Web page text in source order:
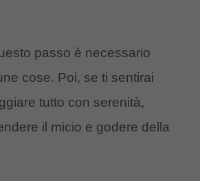
passo è necessario
cose. Poi, se ti sentirai
tutto con serenità,
il micio e godere della